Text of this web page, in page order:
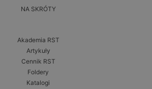
NA SKRÓTY
Akademia RST
Artykuły
Cennik RST
Foldery
Katalogi